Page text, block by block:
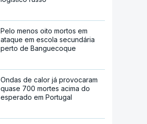
Pelo menos oito mortos em
ataque em escola secundária
perto de Banguecoque
Ondas de calor já provocaram
quase 700 mortes acima do
esperado em Portugal